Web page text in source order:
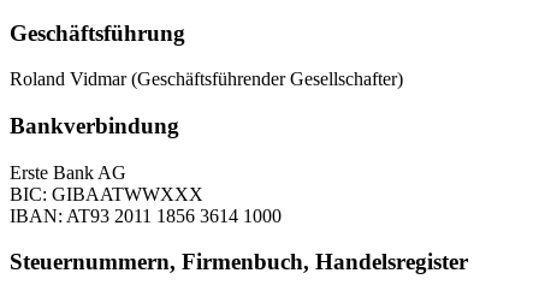
Geschäftsführung
Roland Vidmar (Geschäftsführender Gesellschafter)
Bankverbindung
Erste Bank AG
BIC: GIBAATWWXXX
IBAN: AT93 2011 1856 3614 1000
Steuernummern, Firmenbuch, Handelsregister